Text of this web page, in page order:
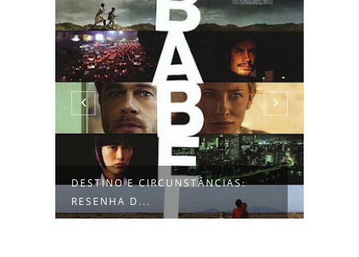
DESTINO E CIRCUNSTÂNCIAS:
RESENHA D...